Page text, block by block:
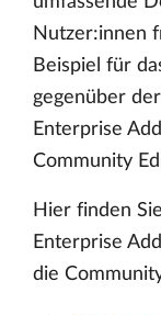
Nutzer:innen
Beispiel für
gegenüber
Enterprise
Community
Hier finden
Enterprise
die